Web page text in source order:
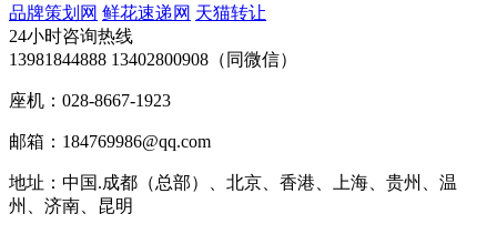
品牌策划网 鲜花速递网 天猫转让
24小时咨询热线
13981844888 13402800908（同微信）
座机：028-8667-1923
邮箱：184769986@qq.com
地址：中国.成都（总部）、北京、香港、上海、贵州、温
州、济南、昆明